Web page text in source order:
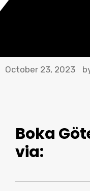
October 23, 2023
Boka
via: